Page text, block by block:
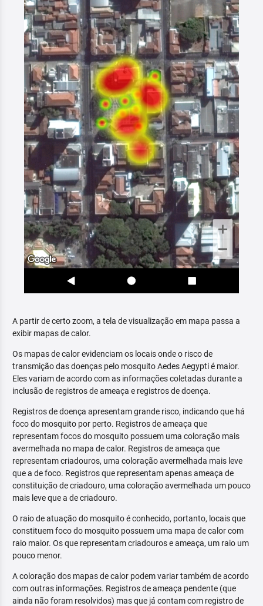
A partir de certo zoom, a tela de visualização em mapa passa a
exibir mapas de calor.
Os mapas de calor evidenciam os locais onde o risco de
transmição das doenças pelo mosquito Aedes Aegypti é maior.
Eles variam de acordo com as informações coletadas durante a
inclusão de registros de ameaça e registros de doença.
Registros de doença apresentam grande risco, indicando que há
foco do mosquito por perto. Registros de ameaça que
representam focos do mosquito possuem uma coloração mais
avermelhada no mapa de calor. Registros de ameaça que
representam criadouros, uma coloração avermelhada mais leve
que a de foco. Registros que representam apenas ameaça de
constituição de criadouro, uma coloração avermelhada um pouco
mais leve que a de criadouro.
O raio de atuação do mosquito é conhecido, portanto, locais que
constituem foco do mosquito possuem uma mapa de calor com
raio maior. Os que representam criadouros e ameaça, um raio um
pouco menor.
A coloração dos mapas de calor podem variar também de acordo
com outras informações. Registros de ameaça pendente (que
ainda não foram resolvidos) mas que já contam com registro de